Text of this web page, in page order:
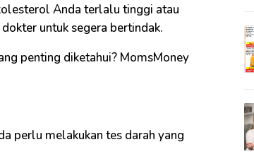
Anda terlalu tinggi atau
untuk segera bertindak.
penting diketahui? MomsMoney
perlu melakukan tes darah yang